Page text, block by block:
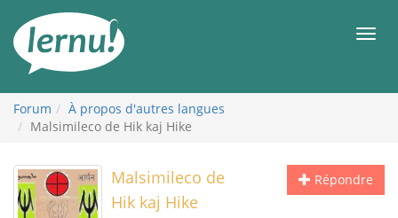
contenu
Forum
À propos d'autres langues
Malsimileco de Hik kaj Hike
Répondre
Malsimileco de
Hik kaj Hike